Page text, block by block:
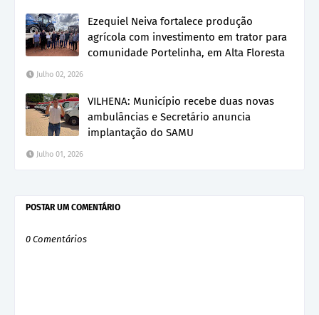
Ezequiel Neiva fortalece produção
agrícola com investimento em trator para
comunidade Portelinha, em Alta Floresta
Julho 02, 2026
VILHENA: Município recebe duas novas
ambulâncias e Secretário anuncia
implantação do SAMU
Julho 01, 2026
POSTAR UM COMENTÁRIO
0 Comentários